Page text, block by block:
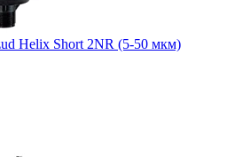
Helix Short 2NR (5-50 мкм)